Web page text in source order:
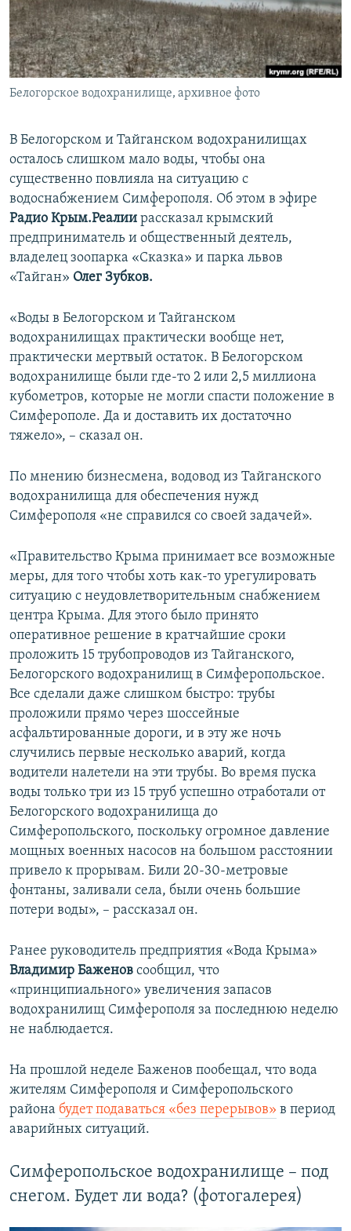
ПОБЕДИТЕЛЕЙ НЕ СУДЯТ?
КРЫМ.НЕПОКОРЕННЫЙ
ELIFBE
УКРАИНСКАЯ ПРОБЛЕМА КРЫМА
ПРИСОЕДИНЯЙТЕСЬ!
Белогорское водохранилище, архивное фото
В Белогорском и Тайганском водохранилищах
осталось слишком мало воды, чтобы она
существенно повлияла на ситуацию с
водоснабжением Симферополя. Об этом в эфире
Радио Крым.Реалии рассказал крымский
предприниматель и общественный деятель,
владелец зоопарка «Сказка» и парка львов
«Тайган» Олег Зубков.
«Воды в Белогорском и Тайганском
водохранилищах практически вообще нет,
практически мертвый остаток. В Белогорском
водохранилище были где-то 2 или 2,5 миллиона
кубометров, которые не могли спасти положение в
Симферополе. Да и доставить их достаточно
тяжело», – сказал он.
По мнению бизнесмена, водовод из Тайганского
водохранилища для обеспечения нужд
Симферополя «не справился со своей задачей».
«Правительство Крыма принимает все возможные
меры, для того чтобы хоть как-то урегулировать
ситуацию с неудовлетворительным снабжением
центра Крыма. Для этого было принято
оперативное решение в кратчайшие сроки
проложить 15 трубопроводов из Тайганского,
Белогорского водохранилищ в Симферопольское.
Все сделали даже слишком быстро: трубы
проложили прямо через шоссейные
асфальтированные дороги, и в эту же ночь
случились первые несколько аварий, когда
водители налетели на эти трубы. Во время пуска
воды только три из 15 труб успешно отработали от
Белогорского водохранилища до
Симферопольского, поскольку огромное давление
мощных военных насосов на большом расстоянии
привело к прорывам. Били 20-30-метровые
фонтаны, заливали села, были очень большие
потери воды», – рассказал он.
Ранее руководитель предприятия «Вода Крыма»
Владимир Баженов сообщил, что
«принципиального» увеличения запасов
водохранилищ Симферополя за последнюю неделю
не наблюдается.
На прошлой неделе Баженов пообещал, что вода
жителям Симферополя и Симферопольского
района будет подаваться «без перерывов» в период
аварийных ситуаций.
Симферопольское водохранилище – под
снегом. Будет ли вода? (фотогалерея)